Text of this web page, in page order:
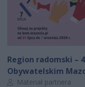
Region radomski –
Obywatelskim
Autor artykułu:
Materiał partnera